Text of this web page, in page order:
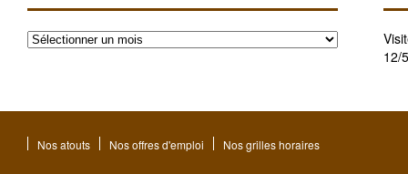
Archives
12/
Nos atouts Nos offres d'emploi Nos grilles horaires